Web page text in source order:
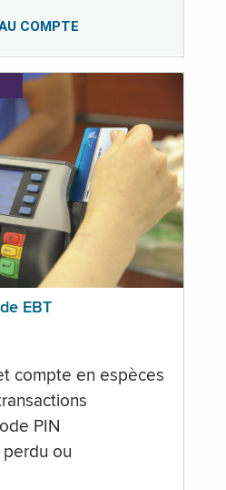
COMPTE
EBT
compte en espèces
PIN
perdu ou